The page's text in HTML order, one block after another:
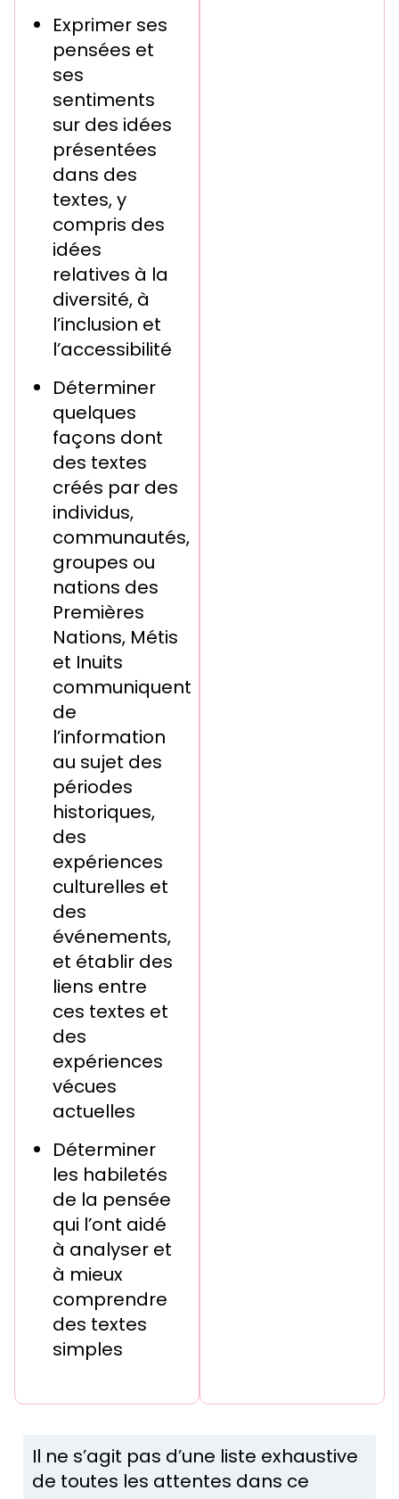
Exprimer ses
pensées et
ses
sentiments
sur des idées
présentées
dans des
textes, y
compris des
idées
relatives à la
diversité, à
l’inclusion et
l’accessibilité
Déterminer
quelques
façons dont
des textes
créés par des
individus,
communautés,
groupes ou
nations des
Premières
Nations, Métis
et Inuits
communiquent
de
l’information
au sujet des
périodes
historiques,
des
expériences
culturelles et
des
événements,
et établir des
liens entre
ces textes et
des
expériences
vécues
actuelles
Déterminer
les habiletés
de la pensée
qui l’ont aidé
à analyser et
à mieux
comprendre
des textes
simples
Il ne s’agit pas d’une liste exhaustive
de toutes les attentes dans ce